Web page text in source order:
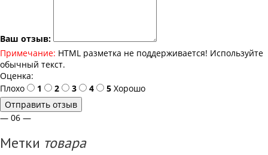
Ваш отзыв:
Примечание: HTML разметка не поддерживается! Используйте
обычный текст.
Оценка:
Плохо
1 2 3 4 5 Хорошо
Отправить отзыв
— 06 —
Метки товара